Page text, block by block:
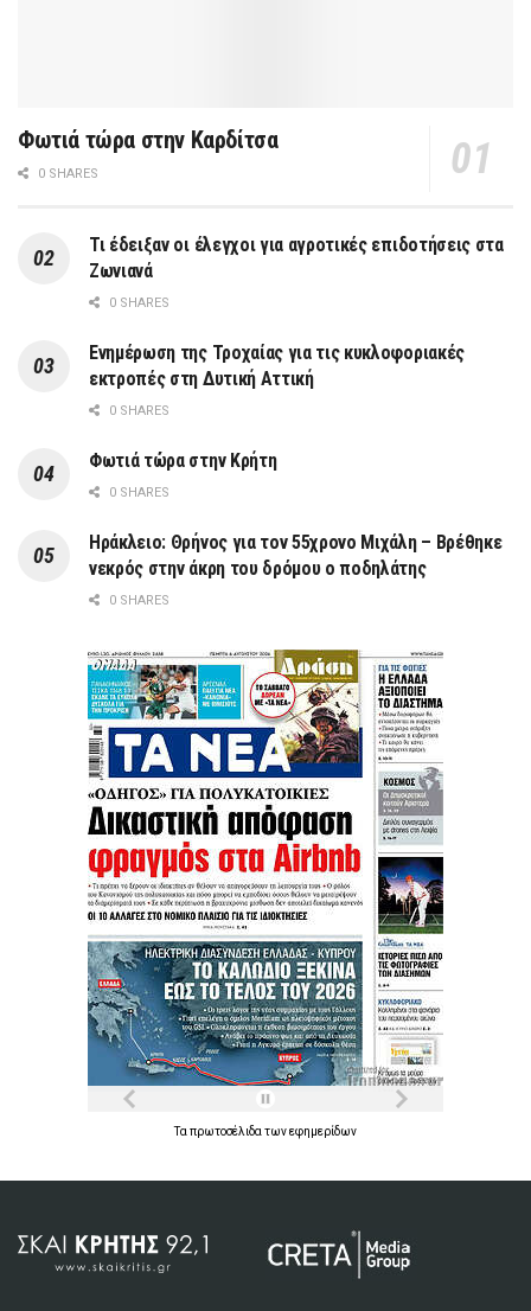
Φωτιά τώρα στην Καρδίτσα
0 SHARES
Τι έδειξαν οι έλεγχοι για αγροτικές επιδοτήσεις στα
Ζωνιανά
0 SHARES
Ενημέρωση της Τροχαίας για τις κυκλοφοριακές
εκτροπές στη Δυτική Αττική
0 SHARES
Φωτιά τώρα στην Κρήτη
0 SHARES
Ηράκλειο: Θρήνος για τον 55χρονο Μιχάλη – Βρέθηκε
νεκρός στην άκρη του δρόμου ο ποδηλάτης
0 SHARES
Τα πρωτοσέλιδα τωνεφημερίδων